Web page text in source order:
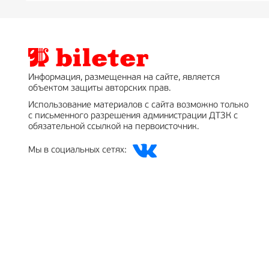
Информация, размещенная на сайте, является
объектом защиты авторских прав.
Использование материалов с сайта возможно только
с письменного разрешения администрации ДТЗК с
обязательной ссылкой на первоисточник.
Мы в социальных сетях: